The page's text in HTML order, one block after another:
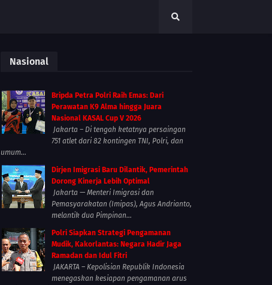
Nasional
Bripda Petra Polri Raih Emas: Dari
Perawatan K9 Alma hingga Juara
Nasional KASAL Cup V 2026
Jakarta – Di tengah ketatnya persaingan
751 atlet dari 82 kontingen TNI, Polri, dan
umum...
Dirjen Imigrasi Baru Dilantik, Pemerintah
Dorong Kinerja Lebih Optimal
Jakarta — Menteri Imigrasi dan
Pemasyarakatan (Imipas), Agus Andrianto,
melantik dua Pimpinan...
Polri Siapkan Strategi Pengamanan
Mudik, Kakorlantas: Negara Hadir Jaga
Ramadan dan Idul Fitri
JAKARTA – Kepolisian Republik Indonesia
menegaskan kesiapan pengamanan arus